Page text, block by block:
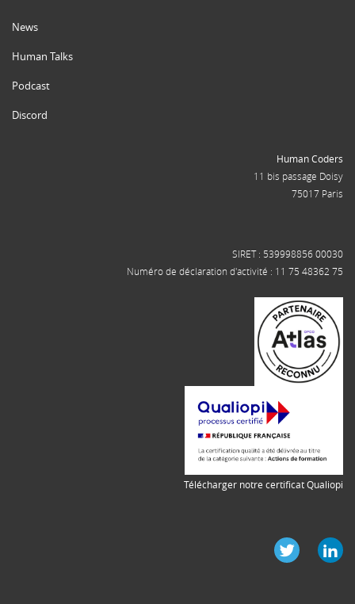
News
Human Talks
Podcast
Discord
Human Coders
11 bis passage Doisy
75017 Paris
SIRET : 539998856 00030
Numéro de déclaration d'activité : 11 75 48362 75
Télécharger notre certificat Qualiopi